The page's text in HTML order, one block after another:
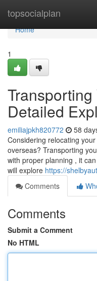
topsocialplan
Home
Home
1
Detailed
emiliajpkh820772 58
Considering relocating
overseas? Transporting
with proper planning , it
will explore https://
Comments
Comments
Submit a Comment
No HTML